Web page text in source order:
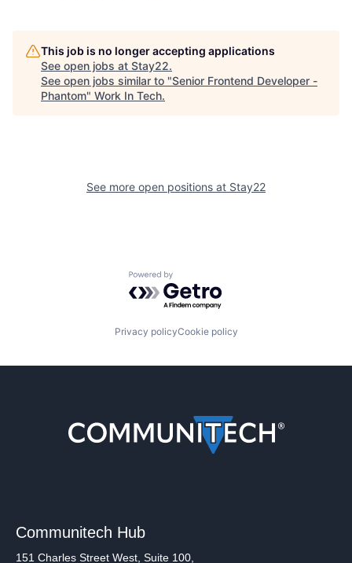
This job is no longer accepting applications
See open jobs at Stay22.
See open jobs similar to "Senior Frontend Developer -
Phantom" Work In Tech.
See more open positions at Stay22
Powered by Getro.com
Privacy policyCookie policy
Communitech Hub
151 Charles Street West, Suite 100,